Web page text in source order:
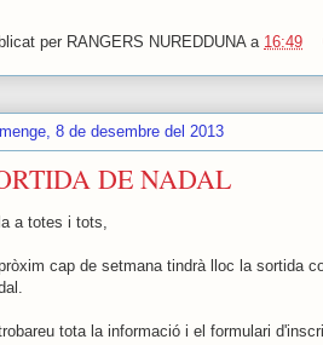
per RANGERS NUREDDUNA a 16:49
8 de desembre del 2013
DE NADAL
a totes i tots,
cap de setmana tindrà lloc la sortida
tota la informació i el formulari